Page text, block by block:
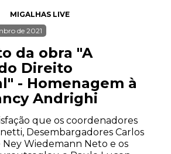
MIGALHAS LIVE
de 2021
da obra "A
Direito
- Homenagem à
Andrighi
que os coordenadores
Desembargadores Carlos
Wiedemann Neto e os